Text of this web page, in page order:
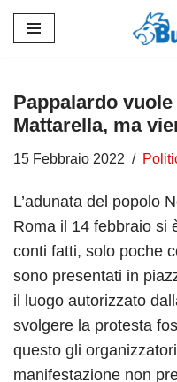
contenuto
Pappalardo
Mattarella, ma
15 Febbraio 2022
L’adunata del popolo
Roma il 14 febbraio si
conti fatti, solo poche
sono presentati in
il luogo autorizzato
svolgere la protesta
questo gli
manifestazione non